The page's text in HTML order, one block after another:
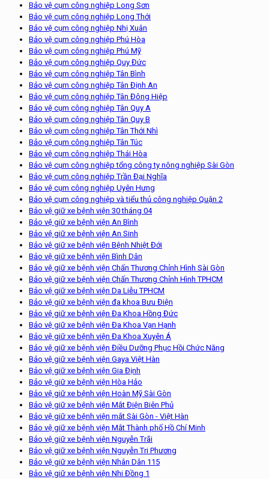
Bảo vệ cụm công nghiệp Long Sơn
Bảo vệ cụm công nghiệp Long Thới
Bảo vệ cụm công nghiệp Nhị Xuân
Bảo vệ cụm công nghiệp Phú Hòa
Bảo vệ cụm công nghiệp Phú Mỹ
Bảo vệ cụm công nghiệp Quy Đức
Bảo vệ cụm công nghiệp Tân Bình
Bảo vệ cụm công nghiệp Tân Định An
Bảo vệ cụm công nghiệp Tân Đông Hiệp
Bảo vệ cụm công nghiệp Tân Quy A
Bảo vệ cụm công nghiệp Tân Quy B
Bảo vệ cụm công nghiệp Tân Thới Nhì
Bảo vệ cụm công nghiệp Tân Túc
Bảo vệ cụm công nghiệp Thái Hòa
Bảo vệ cụm công nghiệp tổng công ty nông nghiệp Sài Gòn
Bảo vệ cụm công nghiệp Trần Đại Nghĩa
Bảo vệ cụm công nghiệp Uyên Hưng
Bảo vệ cụm công nghiệp và tiểu thủ công nghiệp Quận 2
Bảo vệ giữ xe bệnh viện 30 tháng 04
Bảo vệ giữ xe bệnh viện An Bình
Bảo vệ giữ xe bệnh viện An Sinh
Bảo vệ giữ xe bệnh viện Bệnh Nhiệt Đới
Bảo vệ giữ xe bệnh viện Bình Dân
Bảo vệ giữ xe bệnh viện Chấn Thương Chỉnh Hình Sài Gòn
Bảo vệ giữ xe bệnh viện Chấn Thương Chỉnh Hình TPHCM
Bảo vệ giữ xe bệnh viện Da Liễu TPHCM
Bảo vệ giữ xe bệnh viện đa khoa Bưu Điện
Bảo vệ giữ xe bệnh viện Đa Khoa Hồng Đức
Bảo vệ giữ xe bệnh viện Đa Khoa Vạn Hạnh
Bảo vệ giữ xe bệnh viện Đa Khoa Xuyên Á
Bảo vệ giữ xe bệnh viện Điều Dưỡng Phục Hồi Chức Năng
Bảo vệ giữ xe bệnh viện Gaya Việt Hàn
Bảo vệ giữ xe bệnh viện Gia Định
Bảo vệ giữ xe bệnh viện Hòa Hảo
Bảo vệ giữ xe bệnh viện Hoàn Mỹ Sài Gòn
Bảo vệ giữ xe bệnh viện Mắt Điện Biên Phủ
Bảo vệ giữ xe bệnh viện mắt Sài Gòn - Việt Hàn
Bảo vệ giữ xe bệnh viện Mắt Thành phố Hồ Chí Minh
Bảo vệ giữ xe bệnh viện Nguyễn Trãi
Bảo vệ giữ xe bệnh viện Nguyễn Tri Phương
Bảo vệ giữ xe bệnh viện Nhân Dân 115
Bảo vệ giữ xe bệnh viện Nhi Đồng 1